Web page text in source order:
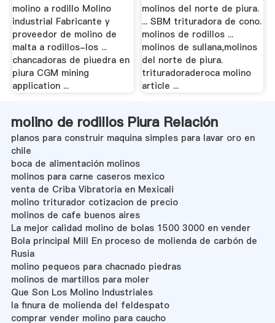
molino a rodillo Molino
industrial Fabricante y
proveedor de molino de
malta a rodillos-los ...
chancadoras de piuedra en
piura CGM mining
application ...
molinos del norte de piura.
... SBM trituradora de cono.
molinos de rodillos ...
molinos de sullana,molinos
del norte de piura.
trituradoraderoca molino
article ...
molino de rodillos Piura Relación
planos para construir maquina simples para lavar oro en
chile
boca de alimentación molinos
molinos para carne caseros mexico
venta de Criba Vibratoria en Mexicali
molino triturador cotizacion de precio
molinos de cafe buenos aires
La mejor calidad molino de bolas 1500 3000 en vender
Bola principal Mill En proceso de molienda de carbón de
Rusia
molino pequeos para chacnado piedras
molinos de martillos para moler
Que Son Los Molino Industriales
la finura de molienda del feldespato
comprar vender molino para caucho